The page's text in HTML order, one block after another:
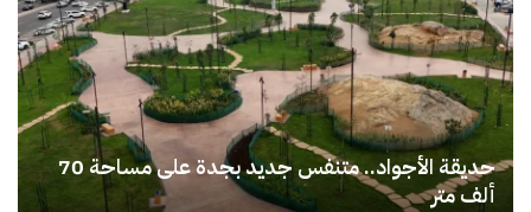
حديقة الأجواد.. متنفس جديد بجدة على مساحة 70
ألف متر